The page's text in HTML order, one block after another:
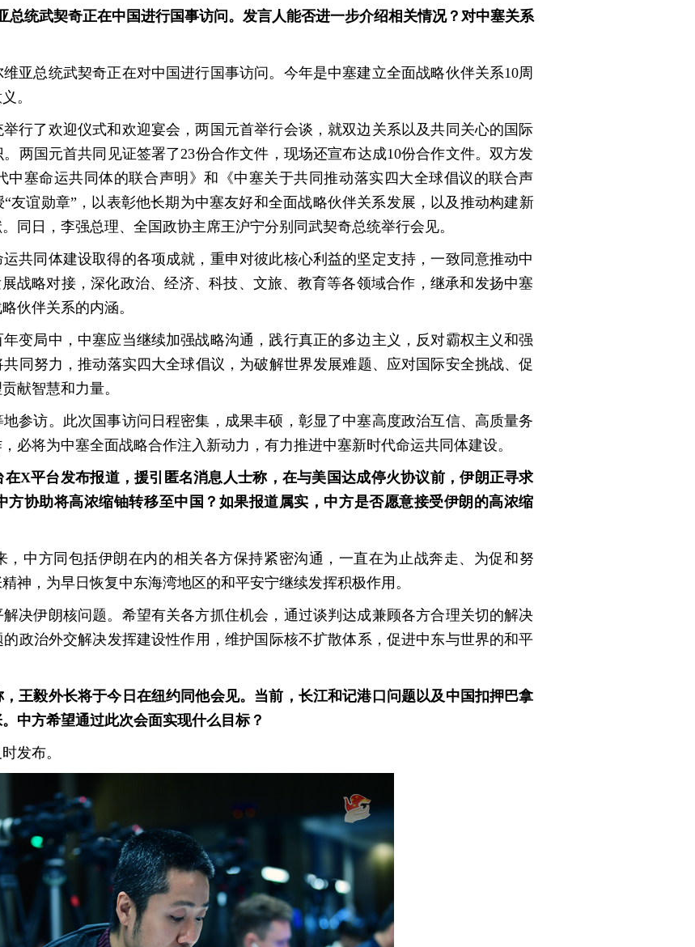
总统武契奇正在中国进行国事访问。发言人能否进一步介绍相关情况？对中塞关系
亚总统武契奇正在对中国进行国事访问。今年是中塞建立全面战略伙伴关系10周
。
行了欢迎仪式和欢迎宴会，两国元首举行会谈，就双边关系以及共同关心的国际
两国元首共同见证签署了23份合作文件，现场还宣布达成10份合作文件。双方发
中塞命运共同体的联合声明》和《中塞关于共同推动落实四大全球倡议的联合声
友谊勋章”，以表彰他长期为中塞友好和全面战略伙伴关系发展，以及推动构建新
同日，李强总理、全国政协主席王沪宁分别同武契奇总统举行会见。
共同体建设取得的各项成就，重申对彼此核心利益的坚定支持，一致同意推动中
展战略对接，深化政治、经济、科技、文旅、教育等各领域合作，继承和发扬中塞
伙伴关系的内涵。
变局中，中塞应当继续加强战略沟通，践行真正的多边主义，反对霸权主义和强
同努力，推动落实四大全球倡议，为破解世界发展难题、应对国际安全挑战、促
献智慧和力量。
参访。此次国事访问日程密集，成果丰硕，彰显了中塞高度政治互信、高质量务
必将为中塞全面战略合作注入新动力，有力推进中塞新时代命运共同体建设。
X平台发布报道，援引匿名消息人士称，在与美国达成停火协议前，伊朗正寻求
方协助将高浓缩铀转移至中国？如果报道属实，中方是否愿意接受伊朗的高浓缩
，中方同包括伊朗在内的相关各方保持紧密沟通，一直在为止战奔走、为促和努
神，为早日恢复中东海湾地区的和平安宁继续发挥积极作用。
决伊朗核问题。希望有关各方抓住机会，通过谈判达成兼顾各方合理关切的解决
政治外交解决发挥建设性作用，维护国际核不扩散体系，促进中东与世界的和平
王毅外长将于今日在纽约同他会见。当前，长江和记港口问题以及中国扣押巴拿
中方希望通过此次会面实现什么目标？
发布。